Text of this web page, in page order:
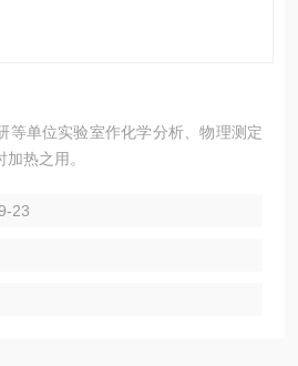
等单位实验室作化学分析、物理测定
热之用。
23